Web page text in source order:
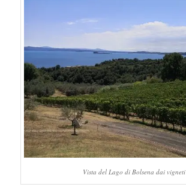
Vista del Lago di Bolsena dai vigneti